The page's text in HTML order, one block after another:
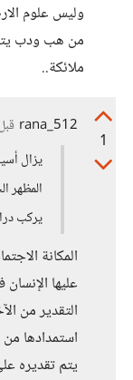
وليس علوم
من هب ودب
ملائكة..
1
rana_512
يزال
المظهر
يركب
المكانة
عليها
التقدير من
استمدادها
يتم تقديره